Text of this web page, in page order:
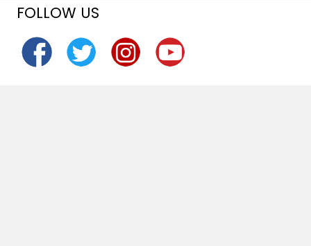
FOLLOW US